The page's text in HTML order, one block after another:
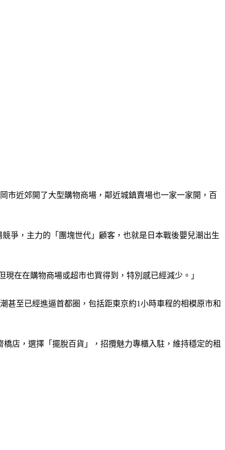
市近郊開了大型購物商場，鄰近城鎮賣場也一家一家開，百
爭，主力的「團塊世代」顧客，也就是日本戰後嬰兒潮出生
在在購物商場或超市也買得到，特別感已經減少。」
甚至已經進逼首都圈，包括距東京約1小時車程的相模原市和
店，選擇「擺脫百貨」，招攬魅力專櫃入駐，維持穩定的租